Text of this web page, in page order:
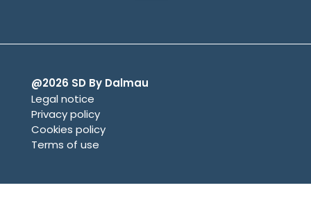
@2026 SD By Dalmau
Legal notice
Privacy policy
Cookies policy
Terms of use